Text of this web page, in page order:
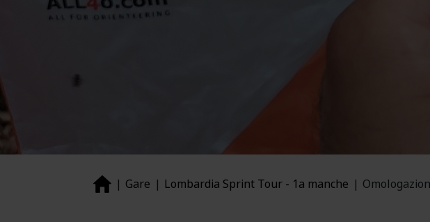
Gare Lombardia Sprint Tour - 1a manche